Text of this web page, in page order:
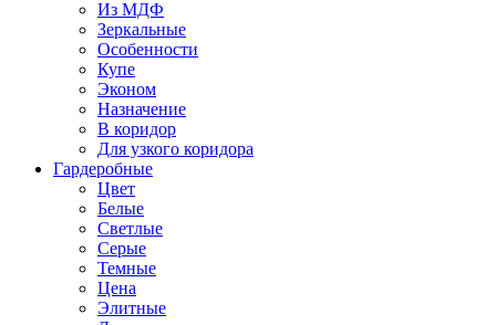
Из МДФ
Зеркальные
Особенности
Купе
Эконом
Назначение
В коридор
Для узкого коридора
Гардеробные
Цвет
Белые
Светлые
Серые
Темные
Цена
Элитные